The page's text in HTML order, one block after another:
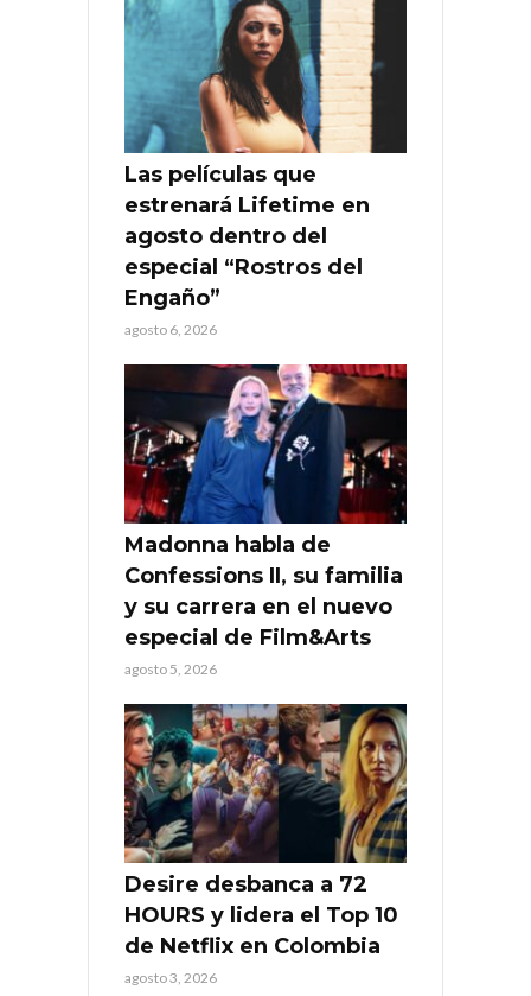
Las películas que
estrenará Lifetime en
agosto dentro del
especial “Rostros del
Engaño”
agosto 6, 2026
Madonna habla de
Confessions II, su familia
y su carrera en el nuevo
especial de Film&Arts
agosto 5, 2026
Desire desbanca a 72
HOURS y lidera el Top 10
de Netflix en Colombia
agosto 3, 2026